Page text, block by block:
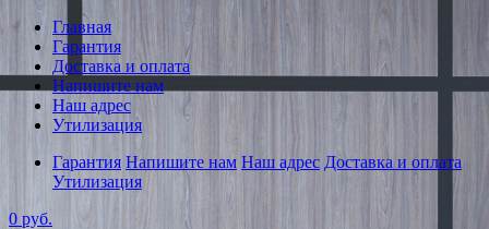
Главная
Гарантия
Доставка и оплата
Напишите нам
Наш адрес
Утилизация
Гарантия Напишите нам Наш адрес Доставка и оплата
Утилизация
0 руб.